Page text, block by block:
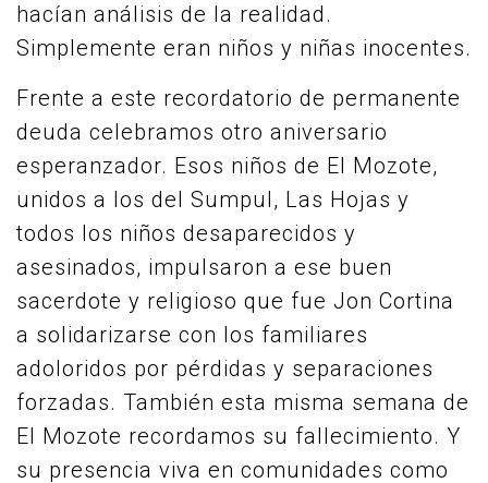
hacían análisis de la realidad.
Simplemente eran niños y niñas inocentes.
Frente a este recordatorio de permanente
deuda celebramos otro aniversario
esperanzador. Esos niños de El Mozote,
unidos a los del Sumpul, Las Hojas y
todos los niños desaparecidos y
asesinados, impulsaron a ese buen
sacerdote y religioso que fue Jon Cortina
a solidarizarse con los familiares
adoloridos por pérdidas y separaciones
forzadas. También esta misma semana de
El Mozote recordamos su fallecimiento. Y
su presencia viva en comunidades como